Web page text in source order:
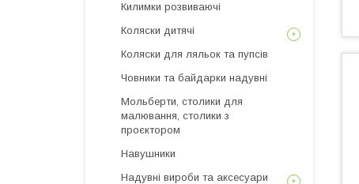
Килимки розвиваючі
Коляски дитячі
Коляски для ляльок та пупсів
Човники та байдарки надувні
Мольберти, столики для
малювання, столики з
проєктором
Навушники
Надувні вироби та аксесуари